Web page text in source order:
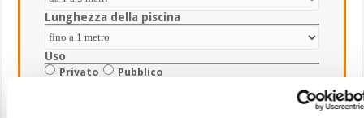
Lunghezza della piscina
Uso
Privato Pubblico